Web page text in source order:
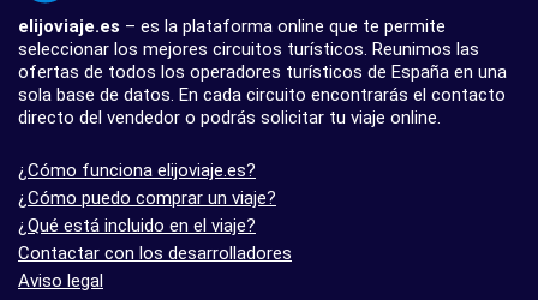
elijoviaje.es – es la plataforma online que te permite
seleccionar los mejores circuitos turísticos. Reunimos las
ofertas de todos los operadores turísticos de España en una
sola base de datos. En cada circuito encontrarás el contacto
directo del vendedor o podrás solicitar tu viaje online.
¿Cómo funciona elijoviaje.es?
¿Cómo puedo comprar un viaje?
¿Qué está incluido en el viaje?
Contactar con los desarrolladores
Aviso legal